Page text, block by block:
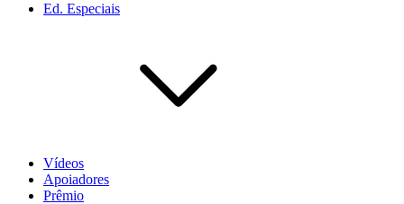
Ed. Especiais
Vídeos
Apoiadores
Prêmio